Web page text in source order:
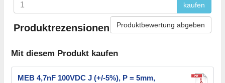
kaufen
Produktrezensionen Produktbewertung abgeben
Mit diesem Produkt kaufen
MEB 4,7nF 100VDC J (+/-5%), P = 5mm,